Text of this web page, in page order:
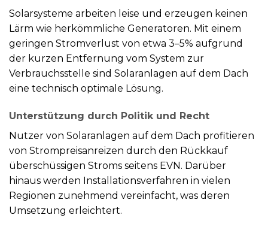
Solarsysteme arbeiten leise und erzeugen keinen
Lärm wie herkömmliche Generatoren. Mit einem
geringen Stromverlust von etwa 3–5% aufgrund
der kurzen Entfernung vom System zur
Verbrauchsstelle sind Solaranlagen auf dem Dach
eine technisch optimale Lösung.
Unterstützung durch Politik und Recht
Nutzer von Solaranlagen auf dem Dach profitieren
von Strompreisanreizen durch den Rückkauf
überschüssigen Stroms seitens EVN. Darüber
hinaus werden Installationsverfahren in vielen
Regionen zunehmend vereinfacht, was deren
Umsetzung erleichtert.